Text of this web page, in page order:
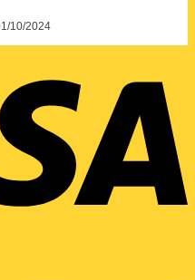
10/2024